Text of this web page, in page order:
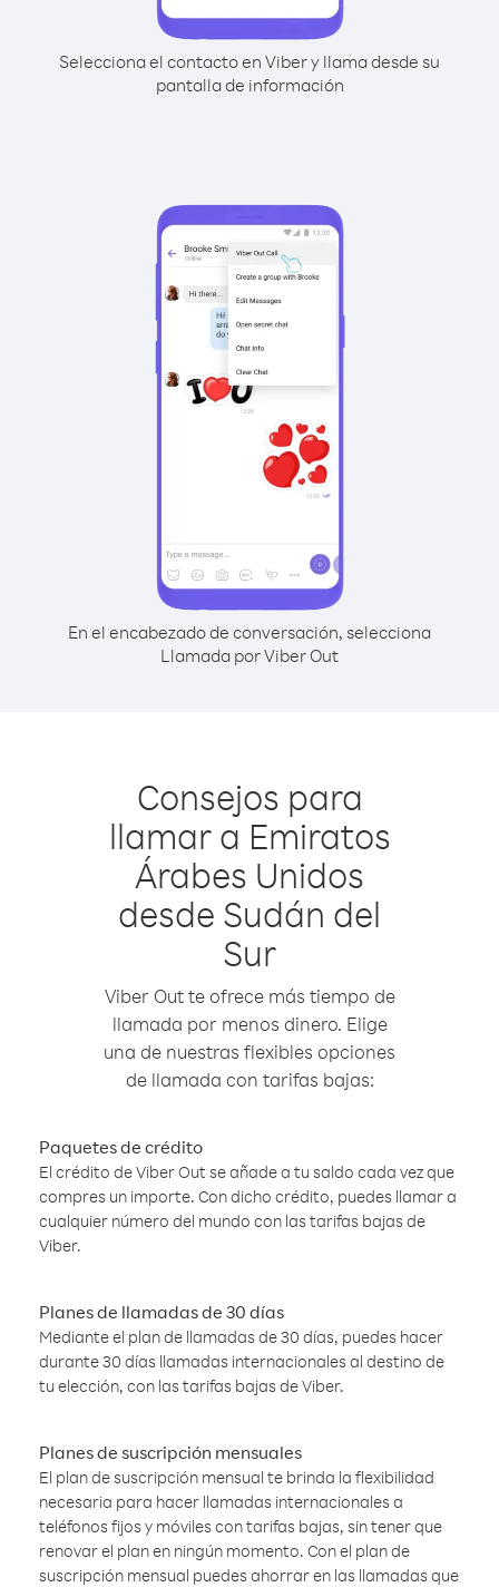
Selecciona el contacto en Viber y llama desde su
pantalla de información
En el encabezado de conversación, selecciona
Llamada por Viber Out
Consejos para
llamar a Emiratos
Árabes Unidos
desde Sudán del
Sur
Viber Out te ofrece más tiempo de
llamada por menos dinero. Elige
una de nuestras flexibles opciones
de llamada con tarifas bajas:
Paquetes de crédito
El crédito de Viber Out se añade a tu saldo cada vez que
compres un importe. Con dicho crédito, puedes llamar a
cualquier número del mundo con las tarifas bajas de
Viber.
Planes de llamadas de 30 días
Mediante el plan de llamadas de 30 días, puedes hacer
durante 30 días llamadas internacionales al destino de
tu elección, con las tarifas bajas de Viber.
Planes de suscripción mensuales
El plan de suscripción mensual te brinda la flexibilidad
necesaria para hacer llamadas internacionales a
teléfonos fijos y móviles con tarifas bajas, sin tener que
renovar el plan en ningún momento. Con el plan de
suscripción mensual puedes ahorrar en las llamadas que